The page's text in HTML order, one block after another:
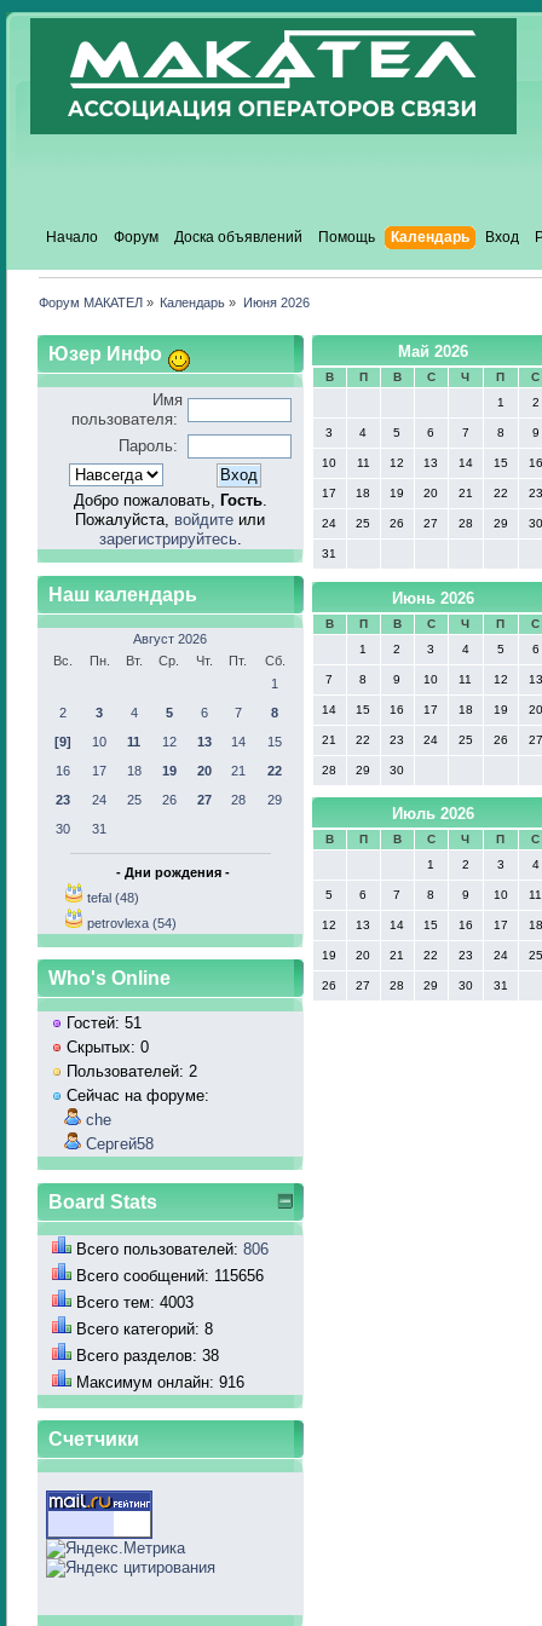
Начало Форум Доска объявлений Помощь Календарь Вход
Форум МАКАТЕЛ » Календарь » Июня 2026
Юзер Инфо
Имя
пользователя:
Пароль:
Добро пожаловать, Гость.
Пожалуйста, войдите или
зарегистрируйтесь.
Наш календарь
Август 2026
Вс.
Пн. Вт. Ср. Чт. Пт.
Сб.
1
2
3 4 5 6 7
8
[9]
10 11 12 13 14
15
16
17 18 19 20 21
22
23
24 25 26 27 28
29
30
31
- Дни рождения -
tefal (48)
petrovlexa (54)
Who's Online
Гостей: 51
Скрытых: 0
Пользователей: 2
Сейчас на форуме:
che
Сергей58
Board Stats
Всего пользователей: 806
Всего сообщений: 115656
Всего тем: 4003
Всего категорий: 8
Всего разделов: 38
Максимум онлайн: 916
Счетчики
Май 2026
В П В С Ч П
С
1
2
3 4 5 6 7 8 9
10 11 12 13 14 15 16
17 18 19 20 21 22 23
24 25 26 27 28 29 30
31
Июнь 2026
В П В С Ч П
С
1
2 3 4 5 6
7 8 9 10 11 12 13
14 15 16 17 18 19 20
21 22 23 24 25 26 27
28 29 30
Июль 2026
В П В С Ч П
С
1
2 3 4
5 6 7 8 9 10 11
12 13 14 15 16 17 18
19 20 21 22 23 24 25
26 27 28 29 30 31